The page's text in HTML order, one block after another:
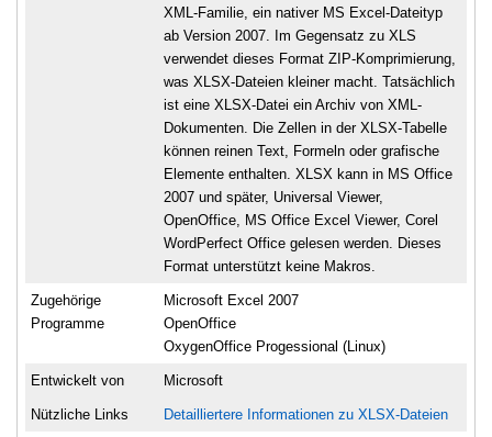
XML-Familie, ein nativer MS Excel-Dateityp
ab Version 2007. Im Gegensatz zu XLS
verwendet dieses Format ZIP-Komprimierung,
was XLSX-Dateien kleiner macht. Tatsächlich
ist eine XLSX-Datei ein Archiv von XML-
Dokumenten. Die Zellen in der XLSX-Tabelle
können reinen Text, Formeln oder grafische
Elemente enthalten. XLSX kann in MS Office
2007 und später, Universal Viewer,
OpenOffice, MS Office Excel Viewer, Corel
WordPerfect Office gelesen werden. Dieses
Format unterstützt keine Makros.
Zugehörige
Programme
Microsoft Excel 2007
OpenOffice
OxygenOffice Progessional (Linux)
Entwickelt von Microsoft
Nützliche Links Detailliertere Informationen zu XLSX-Dateien